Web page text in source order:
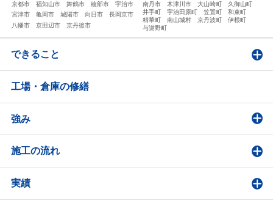
京都市 福知山市 舞鶴市 綾部市
宇治市
宮津市
亀岡市 城陽市 向日市
長岡京市
八幡市
京田辺市 京丹後市
南丹市 木津川市 大山崎町
久御山町
井手町
宇治田原町 笠置町
和束町
精華町
南山城村 京丹波町
伊根町
与謝野町
できること
工場・倉庫の修繕
強み
施工の流れ
実績